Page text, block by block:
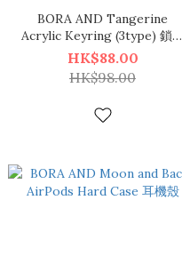
BORA AND Tangerine
Acrylic Keyring (3type) 鎖匙
扣
HK$88.00
HK$98.00